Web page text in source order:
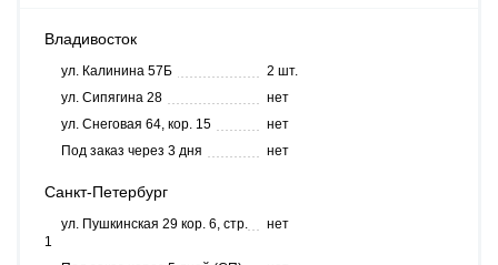
Владивосток
ул. Калинина 57Б
2 шт.
ул. Сипягина 28
нет
ул. Снеговая 64, кор. 15
нет
Под заказ через 3 дня
нет
Санкт-Петербург
ул. Пушкинская 29 кор. 6, стр.
1
нет